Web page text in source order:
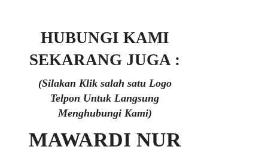
HUBUNGI KAMI
SEKARANG JUGA :
(Silakan Klik salah satu Logo
Telpon Untuk Langsung
Menghubungi Kami)
MAWARDI NUR